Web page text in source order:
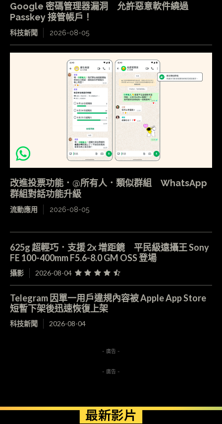
Google 密碼管理器漏洞 允許惡意軟件繞過
Passkey 接管帳戶！
科技新聞 2026-08-05
改進投票功能．@所有人．類似群組 WhatsApp
群組對話功能升級
流動應用 2026-08-05
625g 超輕巧．支援 2x 增距鏡 平民級遠攝王 Sony
FE 100-400mm F5.6-8.0 GM OSS 登場
攝影 2026-08-04
Telegram 因單一用戶違規內容被 Apple App Store
短暫下架後迅速恢復上架
科技新聞 2026-08-04
- 廣告 -
- 廣告 -
最新影片